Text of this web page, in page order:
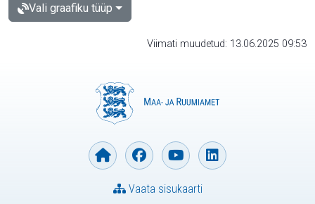
Vali graafiku tüüp
Viimati muudetud: 13.06.2025 09:53
Vaata sisukaarti